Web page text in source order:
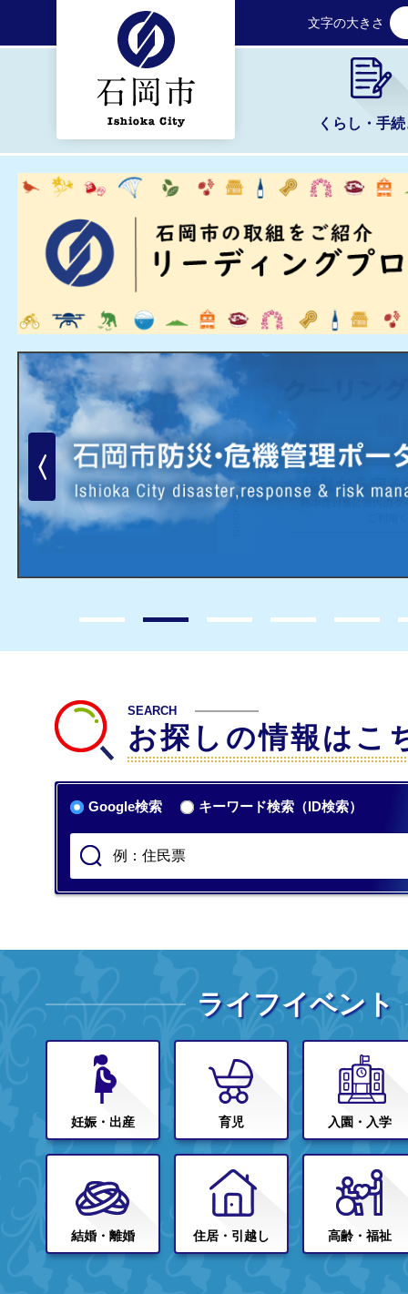
文字の大きさ
くらし・手
Previous
SEARCH
お探しの情報はこ
Google検索 キーワード検索（ID検索）
ライフイベント
妊娠・出産 育児 入園・入学
結婚・離婚 住居・引越し 高齢・福祉